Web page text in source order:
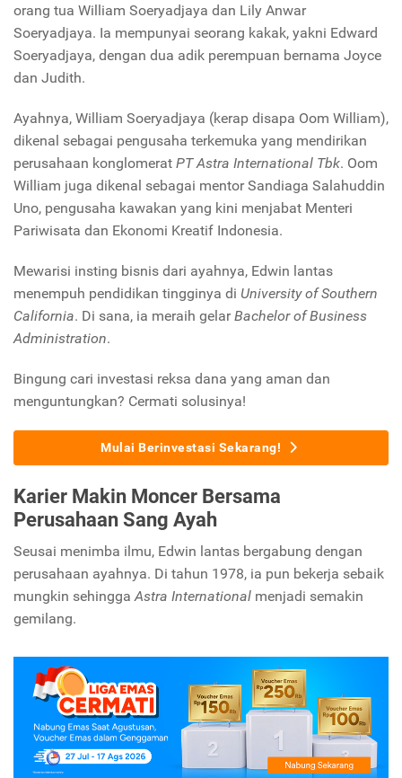
orang tua William Soeryadjaya dan Lily Anwar
Soeryadjaya. Ia mempunyai seorang kakak, yakni Edward
Soeryadjaya, dengan dua adik perempuan bernama Joyce
dan Judith.
Ayahnya, William Soeryadjaya (kerap disapa Oom William),
dikenal sebagai pengusaha terkemuka yang mendirikan
perusahaan konglomerat PT Astra International Tbk. Oom
William juga dikenal sebagai mentor Sandiaga Salahuddin
Uno, pengusaha kawakan yang kini menjabat Menteri
Pariwisata dan Ekonomi Kreatif Indonesia.
Mewarisi insting bisnis dari ayahnya, Edwin lantas
menempuh pendidikan tingginya di University of Southern
California. Di sana, ia meraih gelarBachelor of Business
Administration.
Bingung cari investasi reksa dana yang aman dan
menguntungkan? Cermati solusinya!
Mulai Berinvestasi Sekarang!
Karier Makin Moncer Bersama
Perusahaan Sang Ayah
Seusai menimba ilmu, Edwin lantas bergabung dengan
perusahaan ayahnya. Di tahun 1978, ia pun bekerja sebaik
mungkin sehingga Astra International menjadi semakin
gemilang.